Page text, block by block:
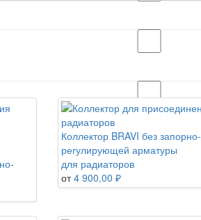
Коллектор BRAVI без запорно-
регулирующей арматуры
для радиаторов
от 4 900,00 ₽